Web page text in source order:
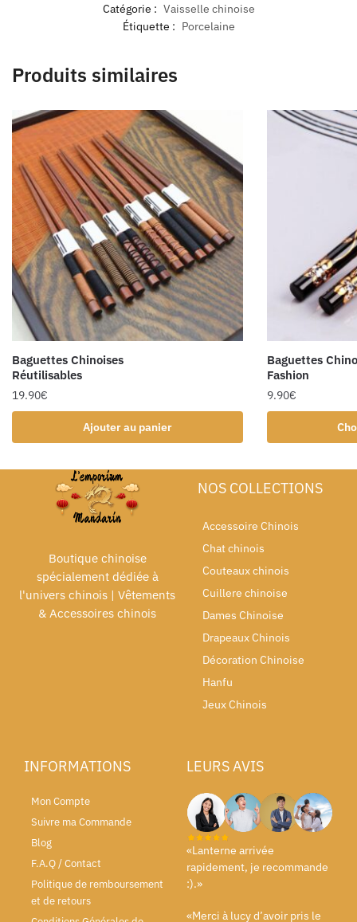
Catégorie : Vaisselle chinoise
Étiquette : Porcelaine
Produits similaires
Baguettes Chinoises
Réutilisables
19.90€
Ajouter au panier
Baguettes
Fashion
9.90€
Boutique chinoise
spécialement dédiée à
l'univers chinois | Vêtements
& Accessoires chinois
NOS COLLECTIONS
Accessoire Chinois
Chat chinois
Couteaux chinois
Cuillere chinoise
Dames Chinoise
Drapeaux Chinois
Décoration Chinoise
Hanfu
Jeux Chinois
INFORMATIONS
Mon Compte
Suivre ma Commande
Blog
F.A.Q / Contact
Politique de remboursement
et de retours
LEURS AVIS
«Lanterne arrivée
rapidement, je recommande
:).»
«Merci à lucy d’avoir pris le